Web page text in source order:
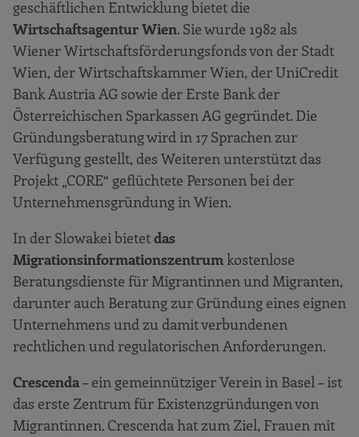
geschäftlichen Entwicklung bietet die
Wirtschaftsagentur Wien. Sie wurde 1982 als
Wiener Wirtschaftsförderungsfonds von der Stadt
Wien, der Wirtschaftskammer Wien, der UniCredit
Bank Austria AG sowie der Erste Bank der
Österreichischen Sparkassen AG gegründet. Die
Gründungsberatung wird in 17 Sprachen zur
Verfügung gestellt, des Weiteren unterstützt das
Projekt „CORE“ geflüchtete Personen bei der
Unternehmensgründung in Wien.
In der Slowakei bietetdas
Migrationsinformationszentrum kostenlose
Beratungsdienste für Migrantinnen und Migranten,
darunter auch Beratung zur Gründung eines eignen
Unternehmens und zu damit verbundenen
rechtlichen und regulatorischen Anforderungen.
Crescenda– ein gemeinnütziger Verein in Basel – ist
das erste Zentrum für Existenzgründungen von
Migrantinnen. Crescenda hat zum Ziel, Frauen mit